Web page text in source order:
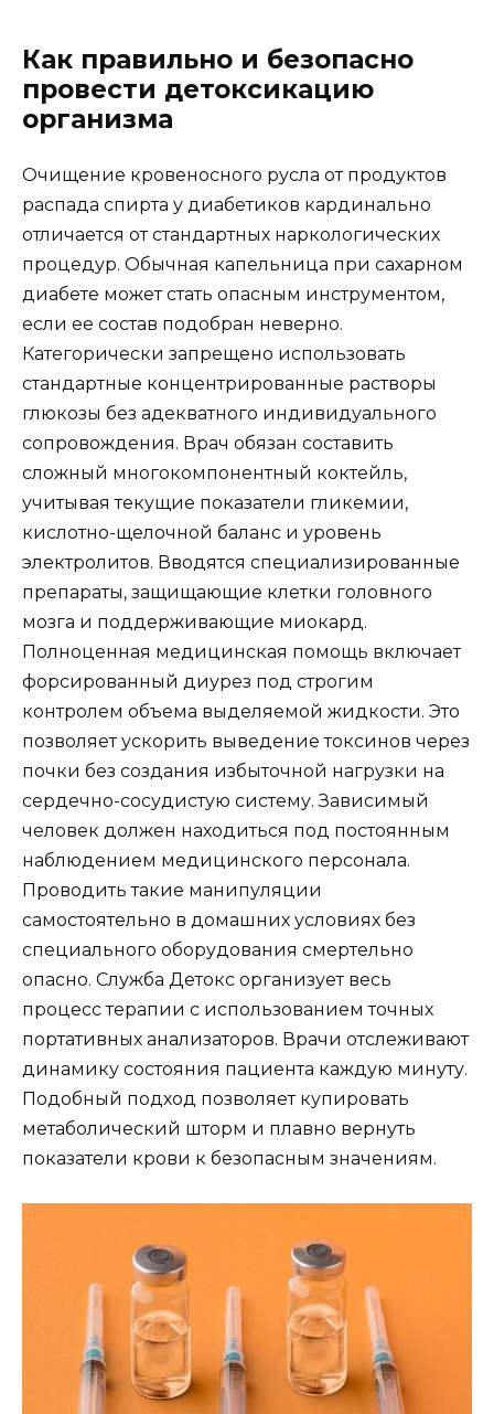
Как правильно и безопасно
провести детоксикацию
организма
Очищение кровеносного русла от продуктов
распада спирта у диабетиков кардинально
отличается от стандартных наркологических
процедур. Обычная капельница при сахарном
диабете может стать опасным инструментом,
если ее состав подобран неверно.
Категорически запрещено использовать
стандартные концентрированные растворы
глюкозы без адекватного индивидуального
сопровождения. Врач обязан составить
сложный многокомпонентный коктейль,
учитывая текущие показатели гликемии,
кислотно-щелочной баланс и уровень
электролитов. Вводятся специализированные
препараты, защищающие клетки головного
мозга и поддерживающие миокард.
Полноценная медицинская помощь включает
форсированный диурез под строгим
контролем объема выделяемой жидкости. Это
позволяет ускорить выведение токсинов через
почки без создания избыточной нагрузки на
сердечно-сосудистую систему. Зависимый
человек должен находиться под постоянным
наблюдением медицинского персонала.
Проводить такие манипуляции
самостоятельно в домашних условиях без
специального оборудования смертельно
опасно. Служба Детокс организует весь
процесс терапии с использованием точных
портативных анализаторов. Врачи отслеживают
динамику состояния пациента каждую минуту.
Подобный подход позволяет купировать
метаболический шторм и плавно вернуть
показатели крови к безопасным значениям.